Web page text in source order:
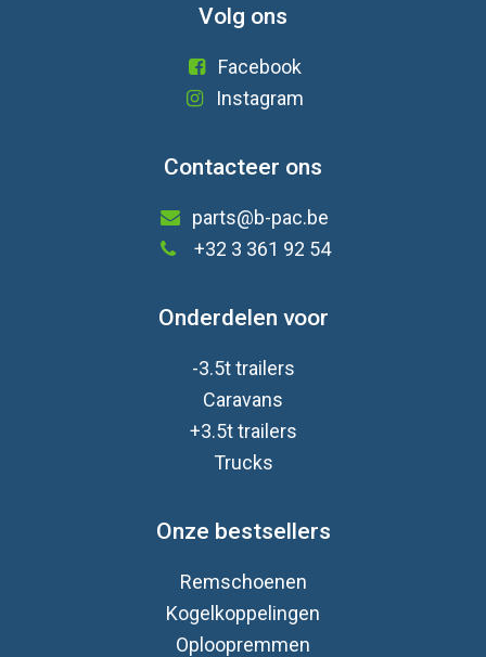
Volg ons
Facebook
Instagram
Contacteer ons
parts@b-pac.be
+32 3 361 92 54
Onderdelen voor
-3.5t trailers
Caravans
+3.5t trailers
Trucks
Onze bestsellers
Remschoenen
Kogelkoppelingen
Oploopremmen